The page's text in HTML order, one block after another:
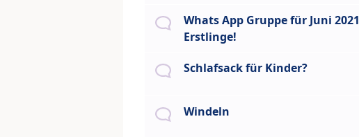
Whats App Gruppe für Juni 2021
Erstlinge!
Schlafsack für Kinder?
Windeln